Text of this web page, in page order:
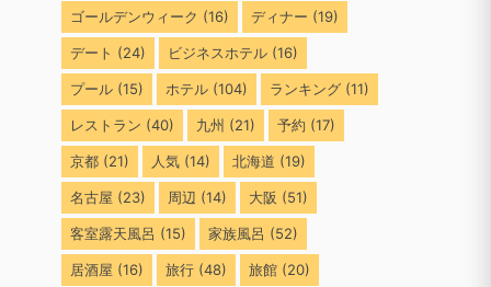
ゴールデンウィーク (16) ディナー (19)
デート (24) ビジネスホテル (16)
プール (15) ホテル (104) ランキング (11)
レストラン (40) 九州 (21) 予約 (17)
京都 (21) 人気 (14) 北海道 (19)
名古屋 (23) 周辺 (14) 大阪 (51)
客室露天風呂 (15) 家族風呂 (52)
居酒屋 (16) 旅行 (48) 旅館 (20)